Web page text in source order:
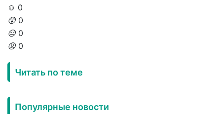
☺️ 0
😲 0
😔 0
😡 0
Читать по теме
Популярные новости